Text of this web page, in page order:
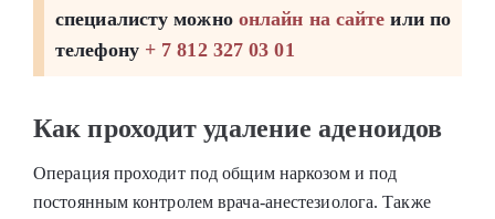
специалисту можно онлайн на сайте или по
телефону + 7 812 327 03 01
Как проходит удаление аденоидов
Операция проходит под общим наркозом и под
постоянным контролем врача-анестезиолога. Также